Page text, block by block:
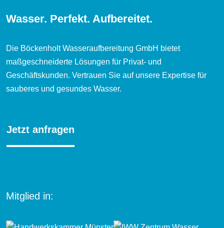
Wasser. Perfekt. Aufbereitet.
Die Böckenholt Wasseraufbereitung GmbH bietet
maßgeschneiderte Lösungen für Privat- und
Geschäftskunden. Vertrauen Sie auf unsere Expertise für
sauberes und gesundes Wasser.
Jetzt anfragen
Mitglied in: